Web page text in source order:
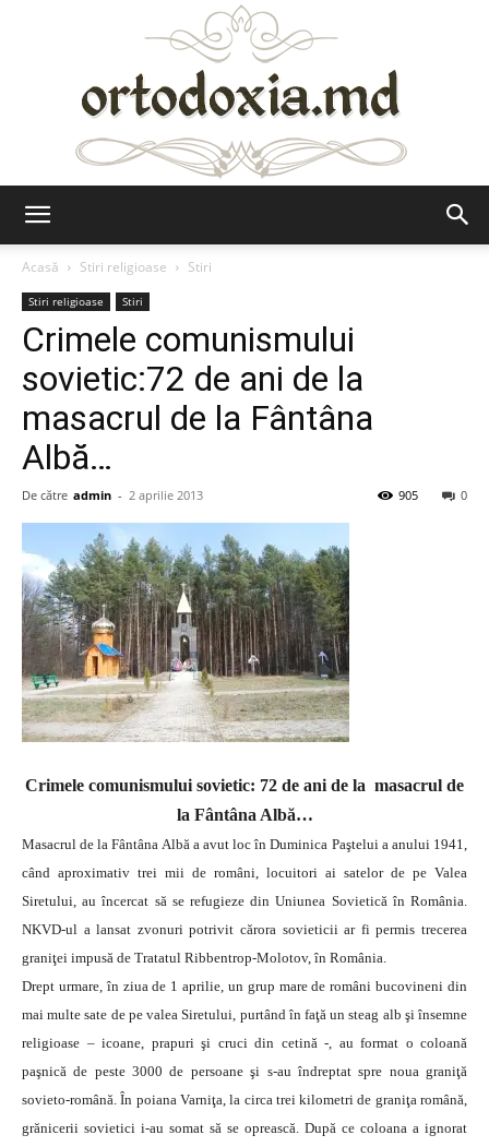
Acasă
Stiri religioase Stiri
Stiri religioase Stiri
Crimele comunismului
sovietic:72 de ani de la
masacrul de la Fântâna
Albă…
De către admin - 2 aprilie 2013 0
905
Crimele comunismului sovietic: 72 de ani de la masacrul de
la Fântâna Albă…
Masacrul de la Fântâna Albă a avut loc în Duminica Paştelui a anului 1941,
când aproximativ trei mii de români, locuitori ai satelor de pe Valea
Siretului, au încercat să se refugieze din Uniunea Sovietică în România.
NKVD-ul a lansat zvonuri potrivit cărora sovieticii ar fi permis trecerea
graniţei impusă de Tratatul Ribbentrop-Molotov, în România.
Drept urmare, în ziua de 1 aprilie, un grup mare de români bucovineni din
mai multe sate de pe valea Siretului, purtând în faţă un steag alb şi însemne
religioase – icoane, prapuri şi cruci din cetină -, au format o coloană
paşnică de peste 3000 de persoane şi s-au îndreptat spre noua graniţă
sovieto-română. În poiana Varniţa, la circa trei kilometri de graniţa română,
grănicerii sovietici i-au somat să se oprească. După ce coloana a ignorat